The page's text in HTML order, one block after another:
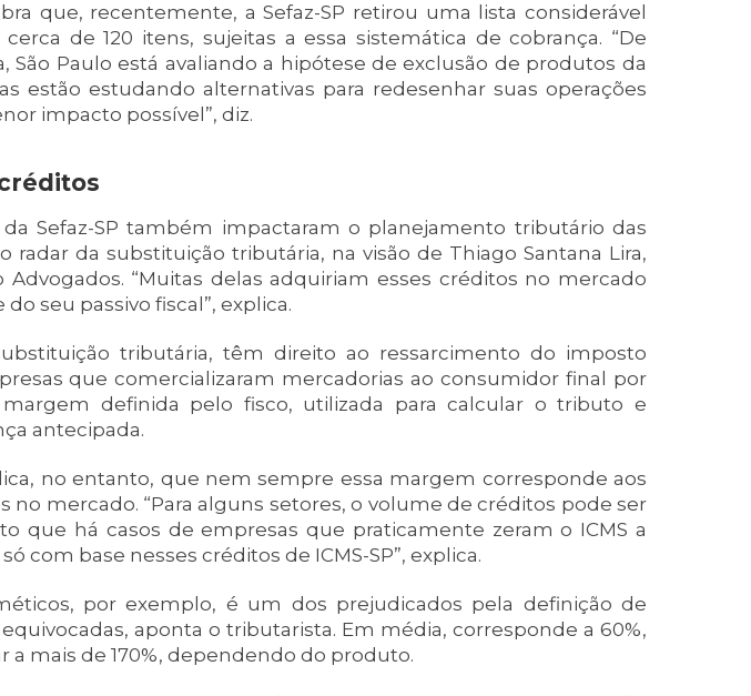
que, recentemente, a Sefaz-SP retirou uma lista considerável
de 120 itens, sujeitas a essa sistemática de cobrança. “De
São Paulo está avaliando a hipótese de exclusão de produtos da
estão estudando alternativas para redesenhar suas operações
impacto possível”, diz.
da Sefaz-SP também impactaram o planejamento tributário das
radar da substituição tributária, na visão de Thiago Santana Lira,
Advogados. “Muitas delas adquiriam esses créditos no mercado
seu passivo fiscal”, explica.
tributária, têm direito ao ressarcimento do imposto
que comercializaram mercadorias ao consumidor final por
definida pelo fisco, utilizada para calcular o tributo e
antecipada.
no entanto, que nem sempre essa margem corresponde aos
no mercado. “Para alguns setores, o volume de créditos pode ser
que há casos de empresas que praticamente zeram o ICMS a
com base nesses créditos de ICMS-SP”, explica.
por exemplo, é um dos prejudicados pela definição de
aponta o tributarista. Em média, corresponde a 60%,
a mais de 170%, dependendo do produto.